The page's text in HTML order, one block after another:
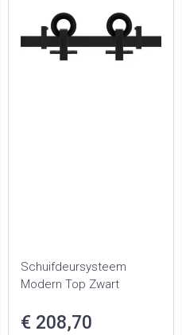
Schuifdeursysteem
Modern Top Zwart
€ 208,70